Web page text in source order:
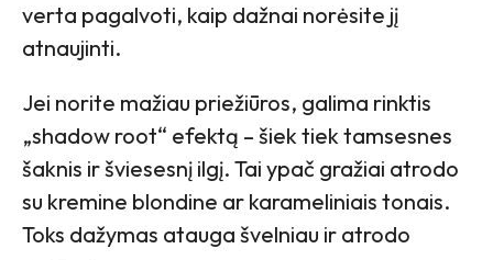
verta pagalvoti, kaip dažnai norėsite jį
atnaujinti.
Jei norite mažiau priežiūros, galima rinktis
„shadow root“ efektą – šiek tiek tamsesnes
šaknis ir šviesesnį ilgį. Tai ypač gražiai atrodo
su kremine blondine ar karameliniais tonais.
Toks dažymas atauga švelniau ir atrodo